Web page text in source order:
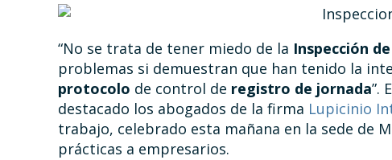
“No se trata de tener miedo de la Inspección
problemas si demuestran que han tenido la
protocolo de control de registro de jornada”.
destacado los abogados de la firma Lupicinio
trabajo, celebrado esta mañana en la sede de
prácticas a empresarios.